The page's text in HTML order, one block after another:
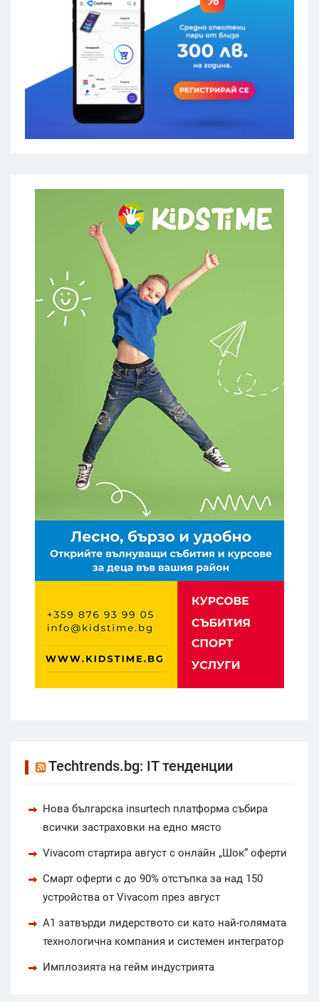
Techtrends.bg: IT тенденции
Нова българска insurtech платформа събира
всички застраховки на едно място
Vivacom стартира август с онлайн „Шок“ оферти
Смарт оферти с до 90% отстъпка за над 150
устройства от Vivacom през август
А1 затвърди лидерството си като най-голямата
технологична компания и системен интегратор
Имплозията на гейм индустрията